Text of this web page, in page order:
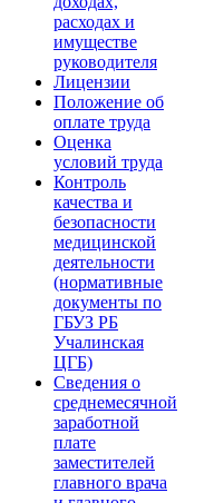
расходах и
имуществе
руководителя
Лицензии
Положение об
оплате труда
Оценка
условий труда
Контроль
качества и
безопасности
медицинской
деятельности
(нормативные
документы по
ГБУЗ РБ
Учалинская
ЦГБ)
Сведения о
среднемесячной
заработной
плате
заместителей
главного врача